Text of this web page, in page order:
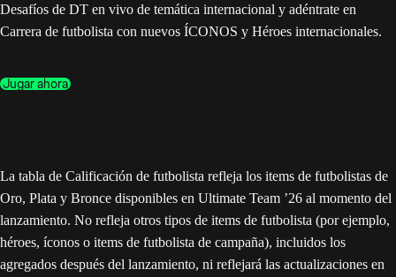
Desafíos de DT en vivo de temática internacional y adéntrate en
Carrera de futbolista con nuevos ÍCONOS y Héroes internacionales.
Jugar ahora
La tabla de Calificación de futbolista refleja los items de futbolistas de
Oro, Plata y Bronce disponibles en Ultimate Team ’26 al momento del
lanzamiento. No refleja otros tipos de items de futbolista (por ejemplo,
héroes, íconos o items de futbolista de campaña), incluidos los
agregados después del lanzamiento, ni reflejará las actualizaciones en